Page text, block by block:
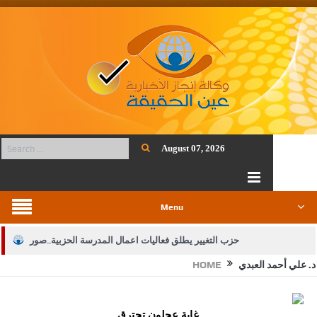
August 07, 2026
Menu
حزب التغيير يطلق فعاليات اعمال المدرسة الحزبية..صور
الجيش يفتح باب التجنيد لحملة البكالوريوس في الحقوق والقانون
HOME د. علي أحمد العبدي